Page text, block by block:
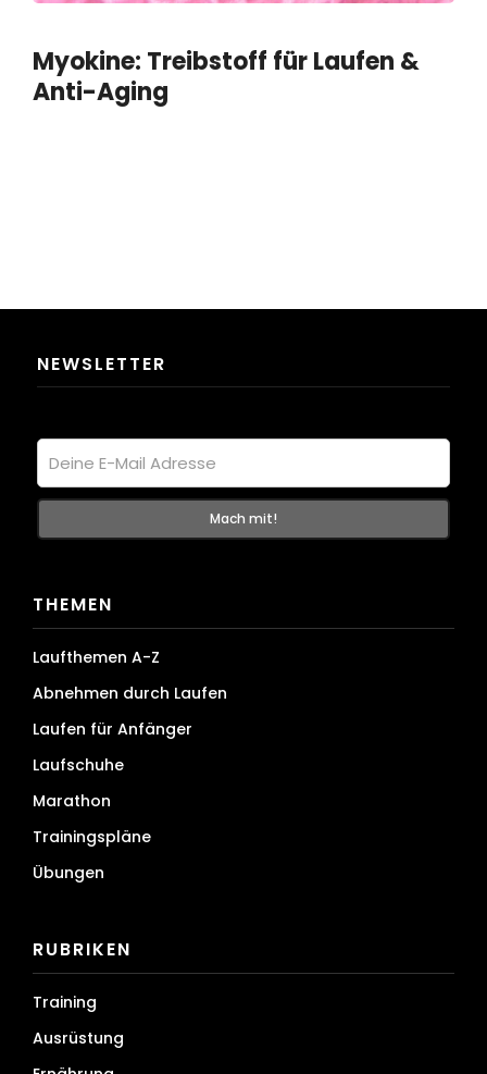
Myokine: Treibstoff für Laufen &
Anti-Aging
NEWSLETTER
THEMEN
Laufthemen A-Z
Abnehmen durch Laufen
Laufen für Anfänger
Laufschuhe
Marathon
Trainingspläne
Übungen
RUBRIKEN
Training
Ausrüstung